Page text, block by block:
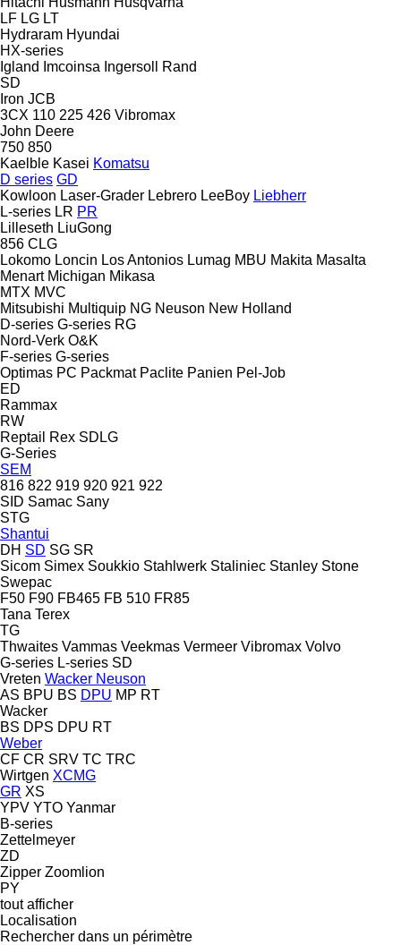
LF LG LT
Hydraram Hyundai
HX-series
Igland
Imcoinsa Ingersoll Rand
SD
Iron JCB
3CX 110 225 426 Vibromax
John Deere
750 850
Kaelble Kasei Komatsu
D series GD
Kowloon Laser-Grader Lebrero LeeBoy Liebherr
L-series LR PR
Lilleseth LiuGong
856 CLG
Lokomo Loncin Los Antonios Lumag MBU Makita Masalta
Menart Michigan Mikasa
MTX MVC
Mitsubishi Multiquip NG Neuson New Holland
D-series G-series RG
Nord-Verk O&K
F-series G-series
Optimas PC Packmat Paclite Panien Pel-Job
ED
Rammax
RW
Reptail
Rex SDLG
G-Series
SEM
816 822 919 920 921 922
SID Samac Sany
STG
Shantui
DH SD SG SR
Sicom Simex Soukkio Stahlwerk Staliniec Stanley Stone
Swepac
F50 F90 FB465 FB 510 FR85
Tana Terex
TG
Thwaites Vammas Veekmas Vermeer Vibromax Volvo
G-series L-series SD
Vreten Wacker Neuson
AS BPU BS DPU MP RT
Wacker
BS DPS DPU RT
Weber
CF CR SRV TC TRC
Wirtgen XCMG
GR XS
YPV YTO Yanmar
B-series
Zettelmeyer
ZD
Zipper Zoomlion
PY
tout afficher
Localisation
Rechercher dans un périmètre